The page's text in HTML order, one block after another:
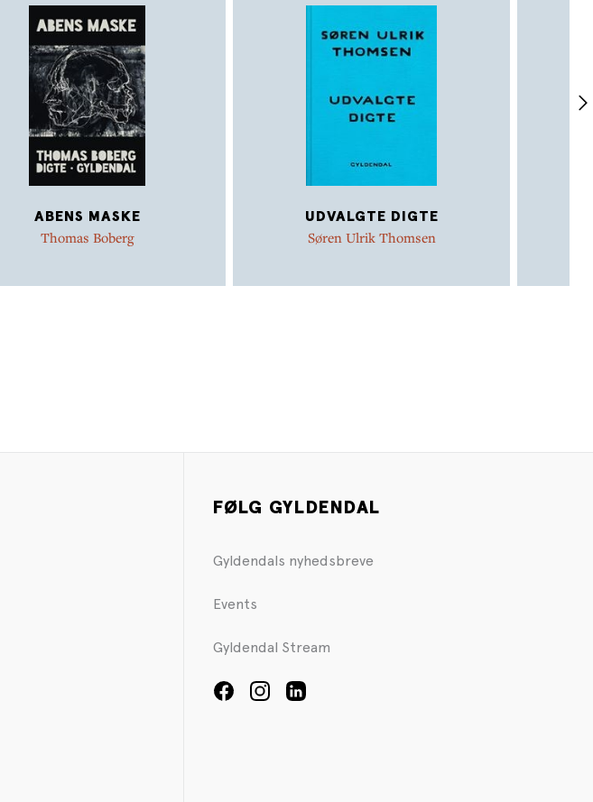
ABENS MASKE
Thomas Boberg
UDVALGTE DIGTE
Søren Ulrik Thomsen
FØLG GYLDENDAL
Gyldendals nyhedsbreve
Events
Gyldendal Stream